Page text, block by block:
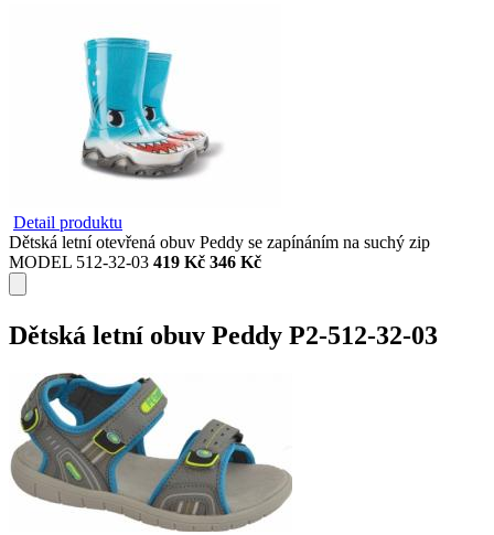
Detail produktu
Dětská letní otevřená obuv Peddy se zapínáním na suchý zip
MODEL 512-32-03 419 Kč 346 Kč
Dětská letní obuv Peddy P2-512-32-03